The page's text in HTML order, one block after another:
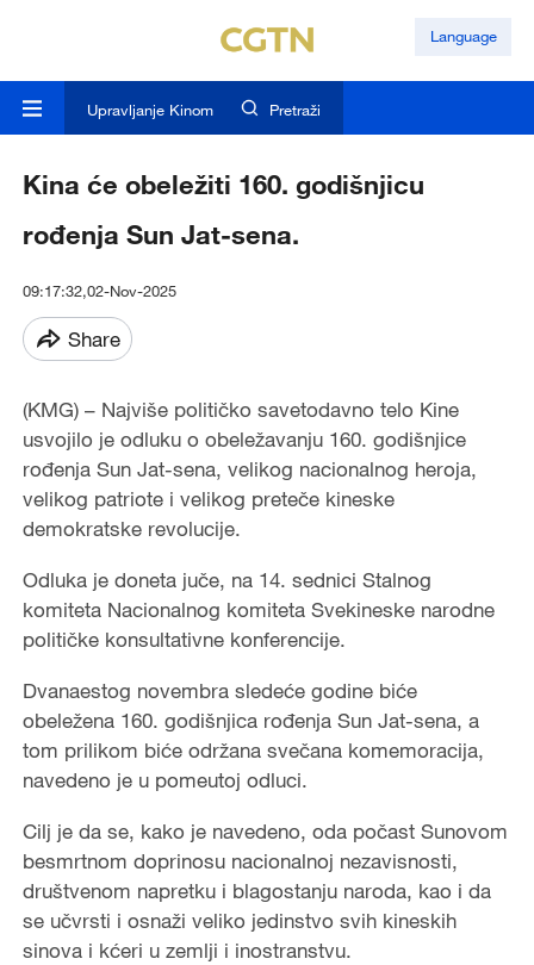
Language
Upravljanje Kinom Pretraži
Kina će obeležiti 160. godišnjicu
rođenja Sun Jat-sena.
09:17:32,02-Nov-2025
Share
(KMG) – Najviše političko savetodavno telo Kine
usvojilo je odluku o obeležavanju 160. godišnjice
rođenja Sun Jat-sena, velikog nacionalnog heroja,
velikog patriote i velikog preteče kineske
demokratske revolucije.
Odluka je doneta juče, na 14. sednici Stalnog
komiteta Nacionalnog komiteta Svekineske narodne
političke konsultativne konferencije.
Dvanaestog novembra sledeće godine biće
obeležena 160. godišnjica rođenja Sun Jat-sena, a
tom prilikom biće održana svečana komemoracija,
navedeno je u pomeutoj odluci.
Cilj je da se, kako je navedeno, oda počast Sunovom
besmrtnom doprinosu nacionalnoj nezavisnosti,
društvenom napretku i blagostanju naroda, kao i da
se učvrsti i osnaži veliko jedinstvo svih kineskih
sinova i kćeri u zemlji i inostranstvu.